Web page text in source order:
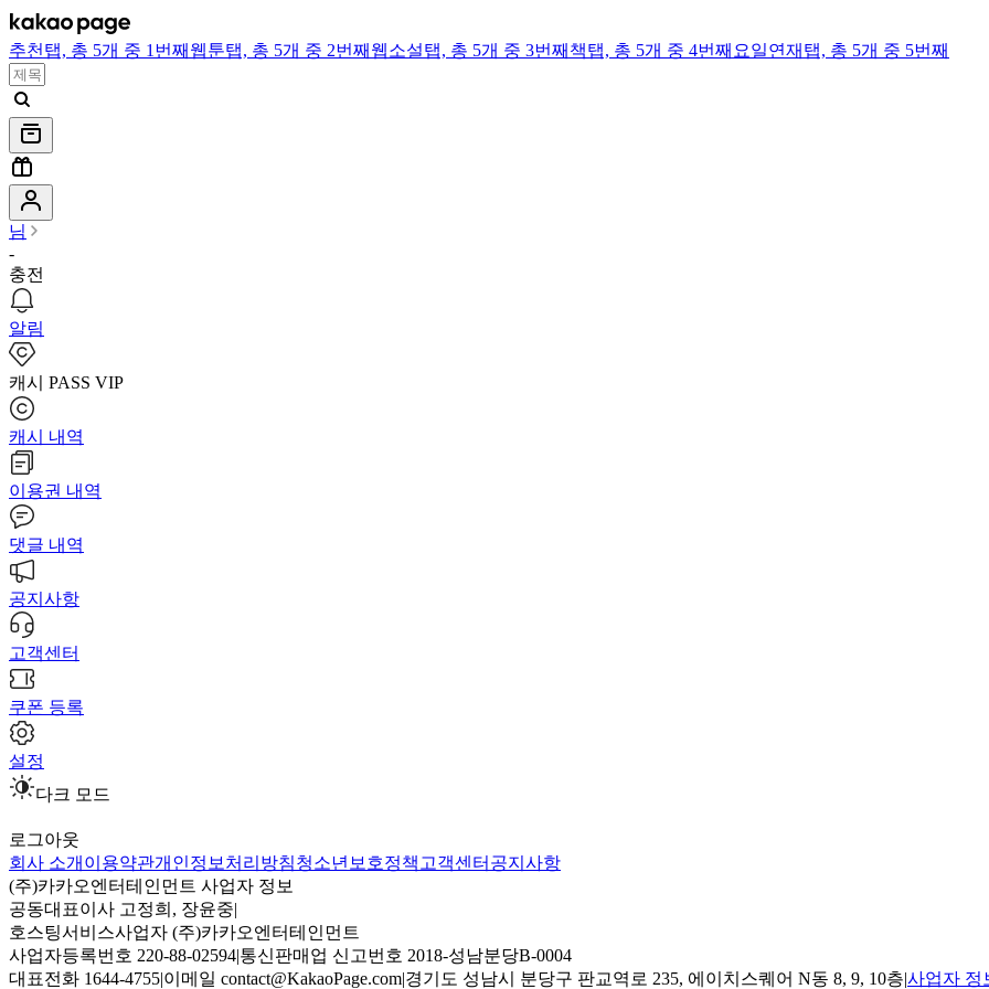
추천 탭, 총 5개 중 1번째 웹툰탭, 총 5개 중 2번째 웹소설탭, 총 5개 중 3번째 책탭, 총 5개 중 4번째 요일연재 탭, 총 5개 중 5번째
님
-
충전
알림
캐시 PASS VIP
캐시 내역
이용권 내역
댓글 내역
공지사항
고객센터
쿠폰 등록
설정
다크 모드
로그아웃
회사 소개 이용약관개인정보처리방침청소년보호정책 고객센터 공지사항
(주)카카오엔터테인먼트 사업자 정보
공동대표이사 고정희, 장윤중|
호스팅서비스사업자 (주)카카오엔터테인먼트
사업자등록번호 220-88-02594|통신판매업 신고번호 2018-성남분당B-0004
대표전화 1644-4755|이메일 contact@KakaoPage.com|경기도 성남시 분당구 판교역로 235, 에이치스퀘어 N동 8, 9, 10층|사업자 정